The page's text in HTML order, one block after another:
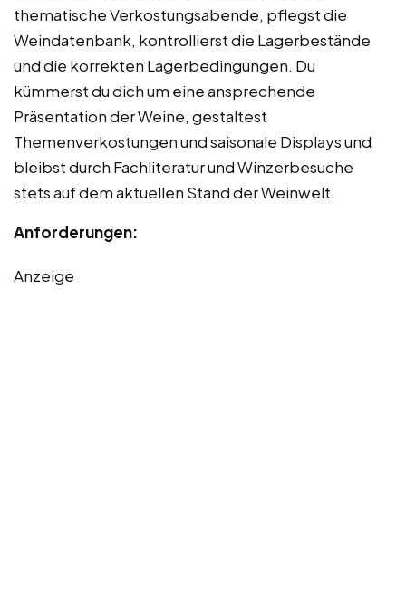
thematische Verkostungsabende, pflegst die
Weindatenbank, kontrollierst die Lagerbestände
und die korrekten Lagerbedingungen. Du
kümmerst du dich um eine ansprechende
Präsentation der Weine, gestaltest
Themenverkostungen und saisonale Displays und
bleibst durch Fachliteratur und Winzerbesuche
stets auf dem aktuellen Stand der Weinwelt.
Anforderungen:
Anzeige